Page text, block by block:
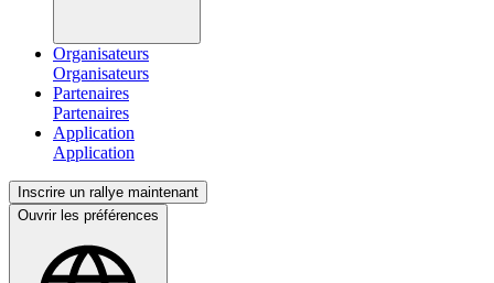
Organisateurs
Partenaires
Application
Inscrire un rallye maintenant
Ouvrir les préférences